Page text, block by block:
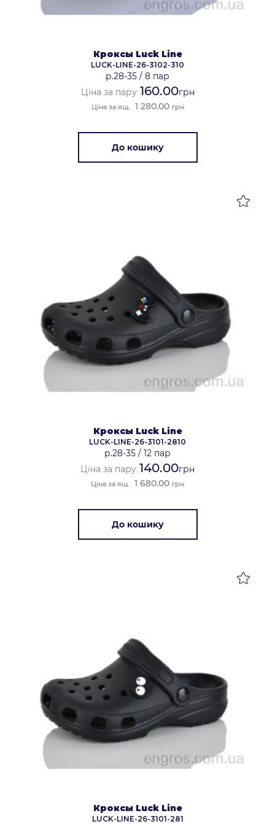
Кроксы Luck Line
LUCK-LINE-26-3102-310
р.28-35 / 8 пар
Ціна за пару160.00грн
Ціна за ящ. 1 280.00 грн
До кошику
Кроксы Luck Line
LUCK-LINE-26-3101-2810
р.28-35 / 12 пар
Ціна за пару 140.00грн
Ціна за ящ. 1 680.00 грн
До кошику
Кроксы Luck Line
LUCK-LINE-26-3101-281